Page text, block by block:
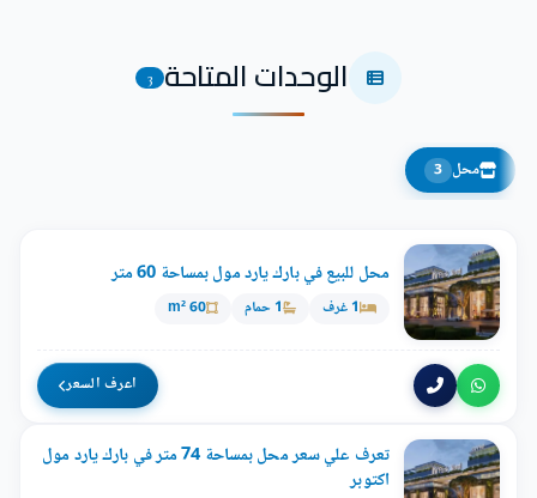
الوحدات المتاحة 3
محل 3
محل للبيع في بارك يارد مول بمساحة 60 متر
1 غرف 1 حمام 60 m²
اعرف السعر
تعرف علي سعر محل بمساحة 74 متر في بارك يارد مول
اكتوبر